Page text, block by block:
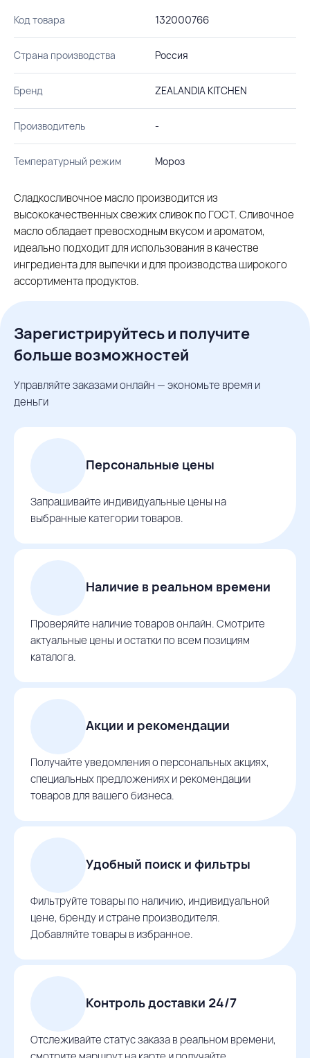
Код товара 132000766
Страна производства Россия
Бренд ZEALANDIA KITCHEN
Производитель -
Температурный режим Мороз
Сладкосливочное масло производится из
высококачественных свежих сливок по ГОСТ. Сливочное
масло обладает превосходным вкусом и ароматом,
идеально подходит для использования в качестве
ингредиента для выпечки и для производства широкого
ассортимента продуктов.
Зарегистрируйтесь и получите
больше возможностей
Управляйте заказами онлайн — экономьте время и
деньги
Персональные цены
Запрашивайте индивидуальные цены на
выбранные категории товаров.
Наличие в реальном времени
Проверяйте наличие товаров онлайн. Смотрите
актуальные цены и остатки по всем позициям
каталога.
Акции и рекомендации
Получайте уведомления о персональных акциях,
специальных предложениях и рекомендации
товаров для вашего бизнеса.
Удобный поиск и фильтры
Фильтруйте товары по наличию, индивидуальной
цене, бренду и стране производителя.
Добавляйте товары в избранное.
Контроль доставки 24/7
Отслеживайте статус заказа в реальном времени,